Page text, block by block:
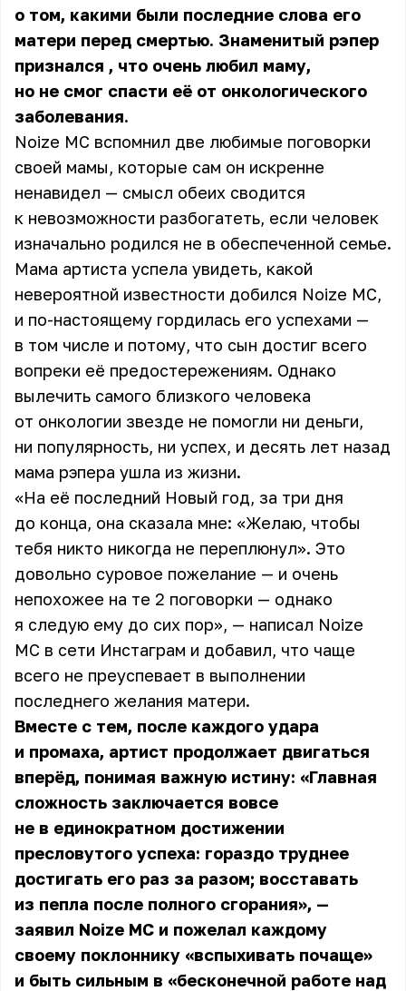
о том, какими были последние слова его
матери перед смертью. Знаменитый рэпер
признался , что очень любил маму,
но не смог спасти её от онкологического
заболевания.
Noize MC вспомнил две любимые поговорки
своей мамы, которые сам он искренне
ненавидел — смысл обеих сводится
к невозможности разбогатеть, если человек
изначально родился не в обеспеченной семье.
Мама артиста успела увидеть, какой
невероятной известности добился Noize MC,
и по-настоящему гордилась его успехами —
в том числе и потому, что сын достиг всего
вопреки её предостережениям. Однако
вылечить самого близкого человека
от онкологии звезде не помогли ни деньги,
ни популярность, ни успех, и десять лет назад
мама рэпера ушла из жизни.
«На её последний Новый год, за три дня
до конца, она сказала мне: «Желаю, чтобы
тебя никто никогда не переплюнул». Это
довольно суровое пожелание — и очень
непохожее на те 2 поговорки — однако
я следую ему до сих пор», — написал Noize
MC в сети Инстаграм и добавил, что чаще
всего не преуспевает в выполнении
последнего желания матери.
Вместе с тем, после каждого удара
и промаха, артист продолжает двигаться
вперёд, понимая важную истину: «Главная
сложность заключается вовсе
не в единократном достижении
пресловутого успеха: гораздо труднее
достигать его раз за разом; восставать
из пепла после полного сгорания», —
заявил Noize MC и пожелал каждому
своему поклоннику «вспыхивать почаще»
и быть сильным в «бесконечной работе над